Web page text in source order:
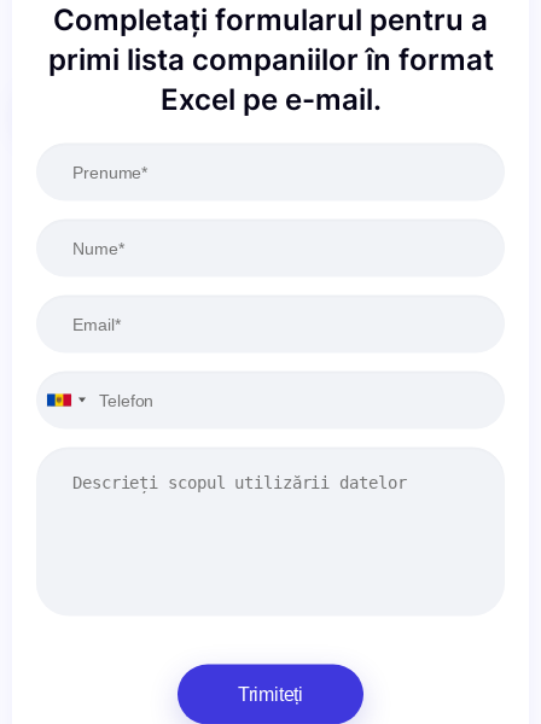
Aplicați
Completați formularul pentru a
primi lista companiilor în format
Excel pe e-mail.
Trimiteți